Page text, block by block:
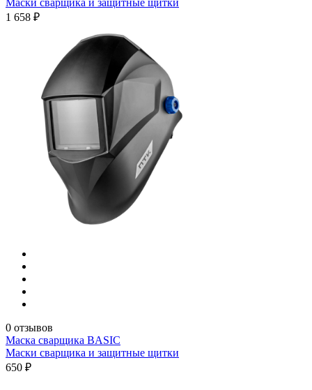
1 658 ₽
0 отзывов
Маска сварщика BASIC
Маски сварщика и защитные щитки
650 ₽